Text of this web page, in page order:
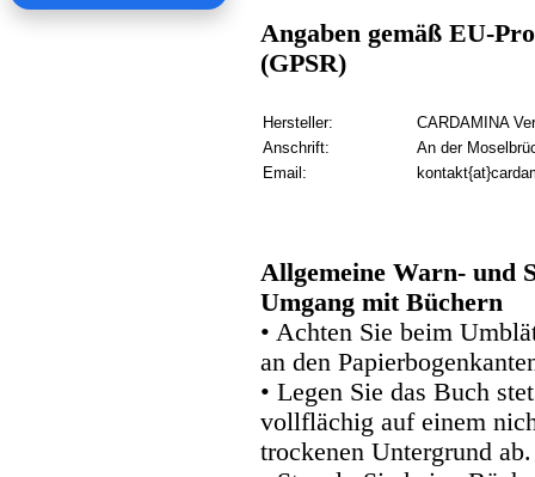
Angaben gemäß EU-
(GPSR)
Hersteller:
CARDAMINA
Anschrift:
An der
Email:
Allgemeine Warn- und
Umgang mit Büchern
• Achten Sie beim
an den
• Legen Sie das Buch
vollflächig auf einem
trockenen Untergrund ab.